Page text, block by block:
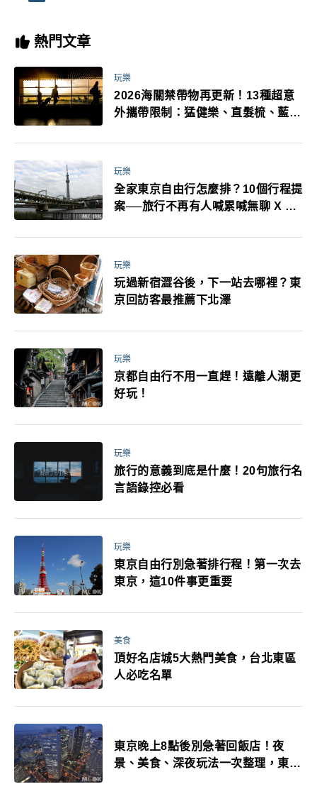
熱門文章
玩樂
2026海關禁帶物再更新！13種超意
外攜帶限制：猛健樂、直髮梳、藍牙
萬！注意事項一次看！
玩樂
全家東京自由行怎麼排？10個行程提
案──旅行不再有人喊累喊無聊 X 爸
玩樂
玩過新宿澀谷後，下一站去哪裡？東
京回訪客最推薦下北澤
玩樂
京都自由行不用一直趕！遠離人潮更
好玩！
玩樂
旅行的意義到底是什麼！20句旅行名
言語錄控必看
玩樂
東京自由行別急著排行程！第一次去
東京，這10件事更重要
美食
頂好名店城5大熱門美食，台北東區
人必吃名單
東京晚上8點後別急著回飯店！夜
景、美食、深夜玩法一次整理，東京